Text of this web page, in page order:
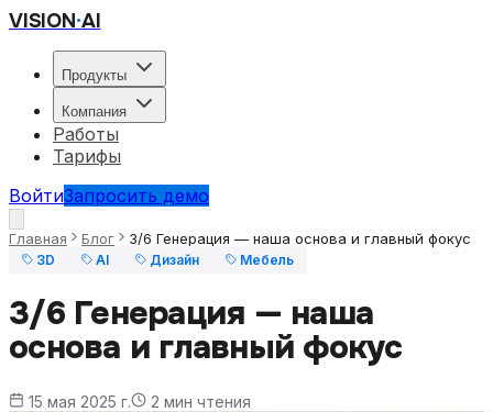
VISION·AI
Продукты
Компания
Работы
Тарифы
ВойтиЗапросить демо
Главная Блог 3/6 Генерация — наша основа и главный фокус
3D AI Дизайн Мебель
3/6 Генерация — наша
основа и главный фокус
15 мая 2025 г. 2 мин чтения